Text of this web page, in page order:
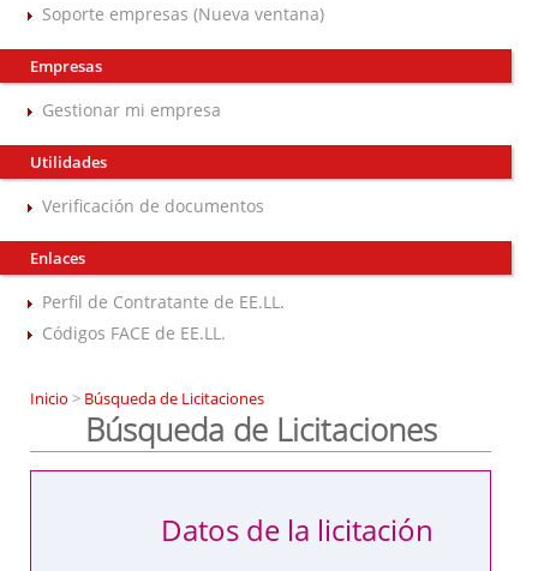
Soporte empresas (Nueva ventana)
Empresas
Gestionar mi empresa
Utilidades
Verificación de documentos
Enlaces
Perfil de Contratante de EE.LL.
Códigos FACE de EE.LL.
Inicio > Búsqueda de Licitaciones
Búsqueda de Licitaciones
Datos de la licitación